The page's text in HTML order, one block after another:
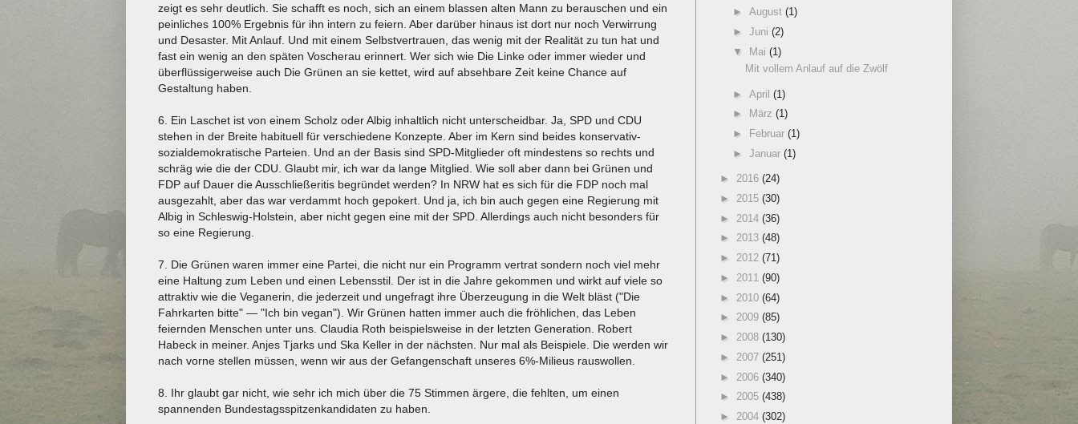
zeigt es sehr deutlich. Sie schafft es noch, sich an einem blassen alten Mann zu berauschen und ein
peinliches 100% Ergebnis für ihn intern zu feiern. Aber darüber hinaus ist dort nur noch Verwirrung
und Desaster. Mit Anlauf. Und mit einem Selbstvertrauen, das wenig mit der Realität zu tun hat und
fast ein wenig an den späten Voscherau erinnert. Wer sich wie Die Linke oder immer wieder und
überflüssigerweise auch Die Grünen an sie kettet, wird auf absehbare Zeit keine Chance auf
Gestaltung haben.
6. Ein Laschet ist von einem Scholz oder Albig inhaltlich nicht unterscheidbar. Ja, SPD und CDU
stehen in der Breite habituell für verschiedene Konzepte. Aber im Kern sind beides konservativ-
sozialdemokratische Parteien. Und an der Basis sind SPD-Mitglieder oft mindestens so rechts und
schräg wie die der CDU. Glaubt mir, ich war da lange Mitglied. Wie soll aber dann bei Grünen und
FDP auf Dauer die Ausschließeritis begründet werden? In NRW hat es sich für die FDP noch mal
ausgezahlt, aber das war verdammt hoch gepokert. Und ja, ich bin auch gegen eine Regierung mit
Albig in Schleswig-Holstein, aber nicht gegen eine mit der SPD. Allerdings auch nicht besonders für
so eine Regierung.
7. Die Grünen waren immer eine Partei, die nicht nur ein Programm vertrat sondern noch viel mehr
eine Haltung zum Leben und einen Lebensstil. Der ist in die Jahre gekommen und wirkt auf viele so
attraktiv wie die Veganerin, die jederzeit und ungefragt ihre Überzeugung in die Welt bläst ("Die
Fahrkarten bitte" — "Ich bin vegan"). Wir Grünen hatten immer auch die fröhlichen, das Leben
feiernden Menschen unter uns. Claudia Roth beispielsweise in der letzten Generation. Robert
Habeck in meiner. Anjes Tjarks und Ska Keller in der nächsten. Nur mal als Beispiele. Die werden wir
nach vorne stellen müssen, wenn wir aus der Gefangenschaft unseres 6%-Milieus rauswollen.
8. Ihr glaubt gar nicht, wie sehr ich mich über die 75 Stimmen ärgere, die fehlten, um einen
spannenden Bundestagsspitzenkandidaten zu haben.
► August (1)
► Juni (2)
▼
Mai (1)
Mit vollem Anlauf auf die Zwölf
► April (1)
►
März (1)
►
Februar (1)
► Januar (1)
► 2016 (24)
► 2015 (30)
► 2014 (36)
► 2013 (48)
► 2012 (71)
► 2011 (90)
► 2010 (64)
► 2009 (85)
► 2008 (130)
► 2007 (251)
► 2006 (340)
► 2005 (438)
► 2004 (302)